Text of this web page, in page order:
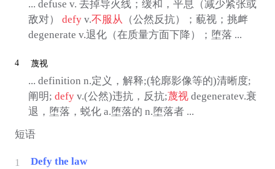
... defuse v. 去掉导火线；缓和，平息（减少紧张或
敌对） defyv.不服从 （公然反抗）；藐视；挑衅
degenerate v.退化（在质量方面下降）；堕落 ...
4 蔑视
... definition n.定义，解释;(轮廓影像等的)清晰度;
阐明; defyv.(公然)违抗，反抗;蔑视degeneratev.衰
退，堕落，蜕化 a.堕落的 n.堕落者 ...
短语
1 Defy the law